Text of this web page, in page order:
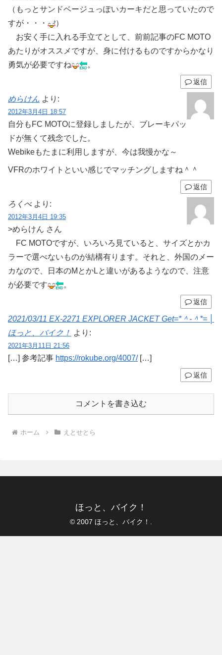
（もっとサンドベージュっぽいカーキだと思っていたので
すが・・・
）
お安く手に入れる手立てとして、前前記事のFC MOTO
あたりがオススメですが、身に付けるものですからかなり
勇気が必要ですね
。
返信
めらけん より:
2012年3月4日 18:57
自分もFC MOTOに登録しましたが、ブレーキパッ
ドが無くて残念でした。
Webikeもたまに利用しますが、今は我慢かな～
VFRのホワイトといい感じでマッチングしますね＾＾
返信
ろくべ より:
2012年3月4日 19:35
>めらけん さん
FC MOTOですが、いろいろ見ていると、サイズとかカ
ラーで選べないものが結構有ります。それと、外国のメー
カなので、日本のMとかLと違いがあるようなので、注意
が必要です
。
返信
2021/03/11 EX-2271 EXPLORER JACKET Get=*＾-＾*= │
ほっと、バイク！ より:
2021年3月11日 21:56
[…] 参考記事 https://rokube.org/4007/[…]
返信
コメントを書き込む
ホーム えとせとら
ほっと、バイク！
© 2007 ほっと、バイク！.